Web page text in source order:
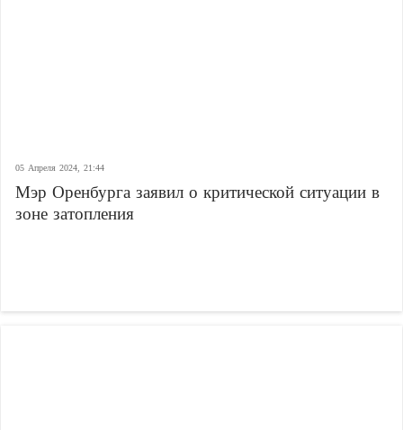
05 Апреля 2024, 21:44
Мэр Оренбурга заявил о критической ситуации в
зоне затопления